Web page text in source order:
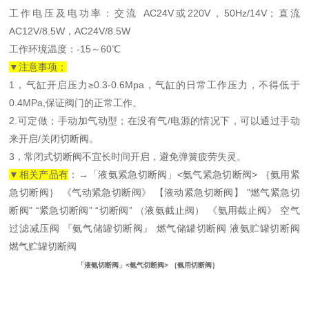
工作电压及电功率：交流 AC24V或220V，50Hz/14V；直流
AC12V/8.5W，AC24V/8.5W
工作环境温度：-15～60℃
▼注意事项；
1，气缸开启压力≥0.3-0.6Mpa，气缸的日常工作压力，不得低于
0.4MPa,保证阀门的正常工作。
2.可定做；手动加气动型；在没有气/电源的情况下，可以通过手动
来开启/关闭切断阀。
3，常闭式切断阀不宜长时间开启，避免弹簧疲劳失灵。
▼ 相关产品有 ：→「液氨紧急切断阀」<氨气紧急切断阀> ｛氨用紧
急切断阀｝ 《气动紧急切断阀》 【液动紧急切断阀】 "燃气紧急切
断阀" “紧急切断阀” “切断阀” （液氨截止阀） 《氨用截止阀》 空气
过滤减压阀 『氨气储罐切断阀』 燃气储罐切断阀 液氨贮罐切断阀
燃气贮罐切断阀
「液氨切断阀」<氨气切断阀> ｛氨用切断阀｝